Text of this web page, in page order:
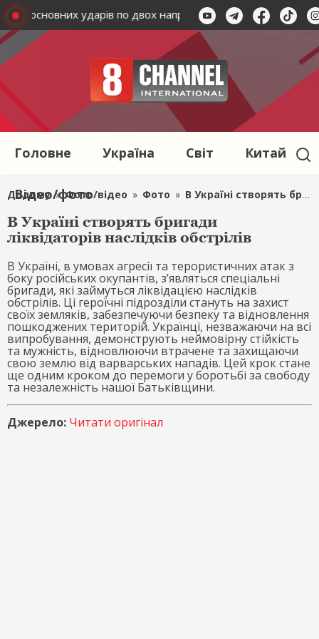
основних ударів по двох напрямках – Генштаб
Головне Україна Світ Китай
Відео/фото
Додому » Фото/відео » Фото » В Україні створять бригади ліквідаторів наслідків обстрілів
В Україні створять бригади
ліквідаторів наслідків обстрілів
В Україні, в умовах агресії та терористичних атак з
боку російських окупантів, з’являться спеціальні
бригади, які займуться ліквідацією наслідків
обстрілів. Ці героїчні підрозділи стануть на захист
своїх земляків, забезпечуючи безпеку та відновлення
пошкоджених територій. Українці, незважаючи на всі
випробування, демонструють неймовірну стійкість
та мужність, відновлюючи втрачене та захищаючи
свою землю від варварських нападів. Цей крок стане
ще одним кроком до перемоги у боротьбі за свободу
та незалежність нашої Батьківщини.
Джерело: Читати оригінал